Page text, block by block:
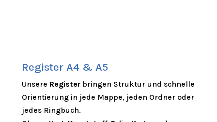
Register A4 & A5
Unsere Registerbringen Struktur und schnelle
Orientierung in jede Mappe, jeden Ordner oder
jedes Ringbuch.